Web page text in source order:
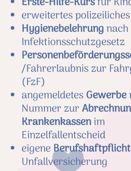
erweitertes polizeiliches
Hygienebelehrungnach
Infektionsschutzgesetz
/Fahrerlaubnis zur
(FzF)
angemeldetesGewerbe
Nummer zur
Krankenkassenim
Einzelfallentscheid
eigeneBerufshaftpflicht
Unfallversicherung